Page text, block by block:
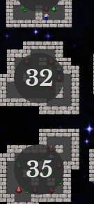
32
35